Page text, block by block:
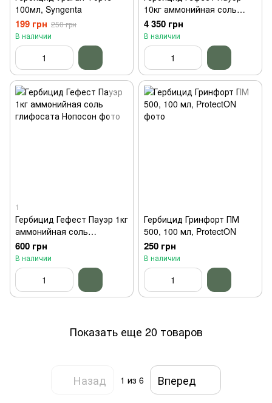
100мл, Syngenta
199 грн 250 грн
В наличии
10кг аммонийная соль
глифосата Нопосон
4 350 грн
В наличии
1
Гербицид Гефест Пауэр 1кг
аммонийная соль
глифосата Нопосон
600 грн
В наличии
Гербицид Гринфорт ПМ
500, 100 мл, ProtectON
250 грн
В наличии
Показать еще 20 товаров
Назад 1 из 6 Вперед